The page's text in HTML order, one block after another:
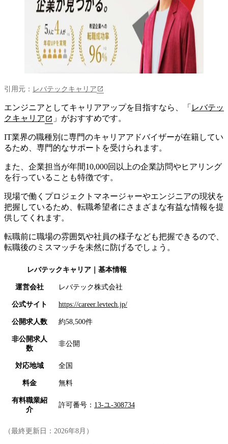
引用元： レバテックキャリア
エンジニアとしてキャリアアップを目指すなら、「 レバテッ
クキャリア
」がおすすめです。
IT業界の職種別に専門のキャリアアドバイザーが在籍してい
るため、専門的なサポートを受けられます。
また、企業担当が年間10,000回以上の企業訪問やヒアリング
を行っていることも特徴です。
現場で働くプロジェクトマネージャーやエンジニアの現状を
把握しているため、転職希望者にさまざまな有益な情報を提
供してくれます。
転職前に職場の雰囲気や社員の様子なども把握できるので、
転職後のミスマッチを未然に防げるでしょう。
レバテックキャリア｜基本情報
運営会社 レバテック株式会社
公式サイト https://career.levtech.jp/
公開求人数 約58,500件
非公開求人
数
非公開
対応地域 全国
料金 無料
有料職業紹
介
許可番号： 13-ユ-308734
（最終更新日： 2026年8月 ）